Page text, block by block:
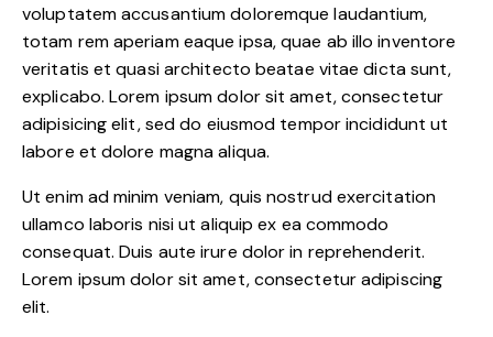
voluptatem accusantium doloremque laudantium,
totam rem aperiam eaque ipsa, quae ab illo inventore
veritatis et quasi architecto beatae vitae dicta sunt,
explicabo. Lorem ipsum dolor sit amet, consectetur
adipisicing elit, sed do eiusmod tempor incididunt ut
labore et dolore magna aliqua.
Ut enim ad minim veniam, quis nostrud exercitation
ullamco laboris nisi ut aliquip ex ea commodo
consequat. Duis aute irure dolor in reprehenderit.
Lorem ipsum dolor sit amet, consectetur adipiscing
elit.